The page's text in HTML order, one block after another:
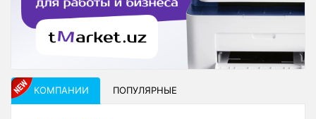
КОМПАНИИ ПОПУЛЯРНЫЕ